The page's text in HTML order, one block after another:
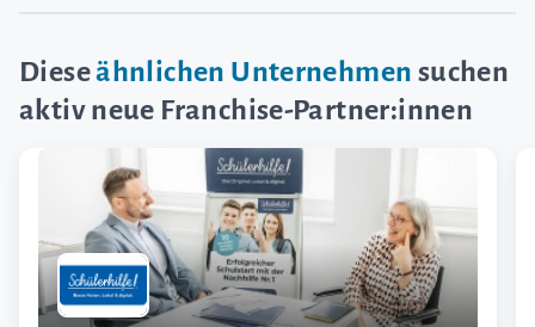
Dieseähnlichen Unternehmen suchen
aktiv neue Franchise-Partner:innen